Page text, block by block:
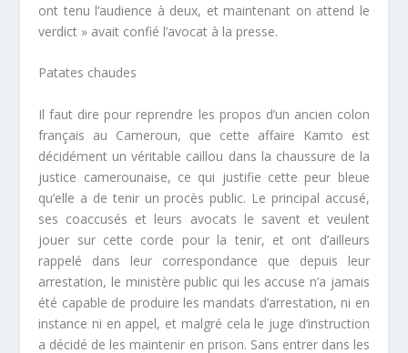
ont tenu l’audience à deux, et maintenant on attend le
verdict » avait confié l’avocat à la presse.
Patates chaudes
Il faut dire pour reprendre les propos d’un ancien colon
français au Cameroun, que cette affaire Kamto est
décidément un véritable caillou dans la chaussure de la
justice camerounaise, ce qui justifie cette peur bleue
qu’elle a de tenir un procès public. Le principal accusé,
ses coaccusés et leurs avocats le savent et veulent
jouer sur cette corde pour la tenir, et ont d’ailleurs
rappelé dans leur correspondance que depuis leur
arrestation, le ministère public qui les accuse n’a jamais
été capable de produire les mandats d’arrestation, ni en
instance ni en appel, et malgré cela le juge d’instruction
a décidé de les maintenir en prison. Sans entrer dans les